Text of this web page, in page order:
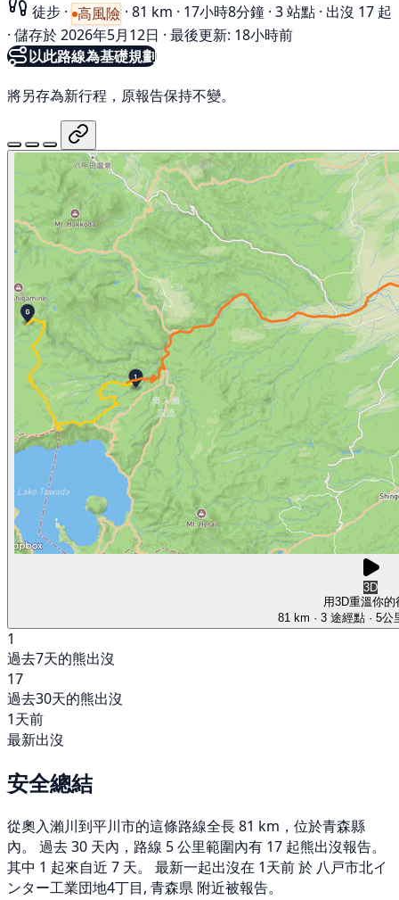
徒步 · 高風險 · 81 km · 17小時8分鐘 · 3 站點 · 出沒 17 起
· 儲存於 2026年5月12日 · 最後更新: 18小時前
以此路線為基礎規劃
將另存為新行程，原報告保持不變。
3D
用3D重溫你的
81 km · 3 途經點· 5公
1
過去7天的熊出沒
17
過去30天的熊出沒
1天前
最新出沒
安全總結
從奧入瀨川到平川市的這條路線全長 81 km，位於青森縣
內。 過去 30 天內，路線 5 公里範圍內有 17 起熊出沒報告。
其中 1 起來自近 7 天。 最新一起出沒在 1天前 於 八戸市北イ
ンター工業団地4丁目, 青森県 附近被報告。